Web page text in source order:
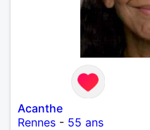
Acanthe
Rennes - 55 ans